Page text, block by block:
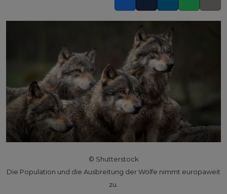
© Shutterstock
Die Population und die Ausbreitung der Wölfe nimmt europaweit
zu.